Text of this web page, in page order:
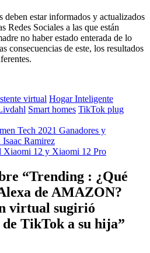
deben estar informados y actualizados
Redes Sociales a las que están
no haber estado enterada de lo
consecuencias de este, los resultados
virtual Hogar Inteligente
Smart homes TikTok plug
Tech 2021 Ganadores y
Isaac Ramirez
Xiaomi 12 y Xiaomi 12 Pro
“Trending : ¿Qué
de AMAZON?
virtual sugirió
TikTok a su hija”